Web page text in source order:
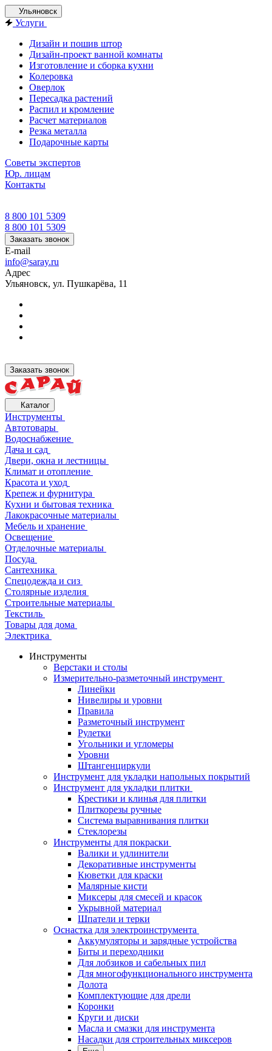
Ульяновск
Услуги
Дизайн и пошив штор
Дизайн-проект ванной комнаты
Изготовление и сборка кухни
Колеровка
Оверлок
Пересадка растений
Распил и кромление
Расчет материалов
Резка металла
Подарочные карты
Советы экспертов
Юр. лицам
Контакты
8 800 101 5309
8 800 101 5309
Заказать звонок
E-mail
info@saray.ru
Адрес
Ульяновск, ул. Пушкарёва, 11
Заказать звонок
Каталог
Инструменты
Автотовары
Водоснабжение
Дача и сад
Двери, окна и лестницы
Климат и отопление
Красота и уход
Крепеж и фурнитура
Кухни и бытовая техника
Лакокрасочные материалы
Мебель и хранение
Освещение
Отделочные материалы
Посуда
Сантехника
Спецодежда и сиз
Столярные изделия
Строительные материалы
Текстиль
Товары для дома
Электрика
Инструменты
Верстаки и столы
Измерительно-разметочный инструмент
Линейки
Нивелиры и уровни
Правила
Разметочный инструмент
Рулетки
Угольники и угломеры
Уровни
Штангенциркули
Инструмент для укладки напольных покрытий
Инструмент для укладки плитки
Крестики и клинья для плитки
Плиткорезы ручные
Система выравнивания плитки
Стеклорезы
Инструменты для покраски
Валики и удлинители
Декоративные инструменты
Кюветки для краски
Малярные кисти
Миксеры для смесей и красок
Укрывной материал
Шпатели и терки
Оснастка для электроинструмента
Аккумуляторы и зарядные устройства
Биты и переходники
Для лобзиков и сабельных пил
Для многофункционального инструмента
Долота
Комплектующие для дрели
Коронки
Круги и диски
Масла и смазки для инструмента
Насадки для строительных миксеров